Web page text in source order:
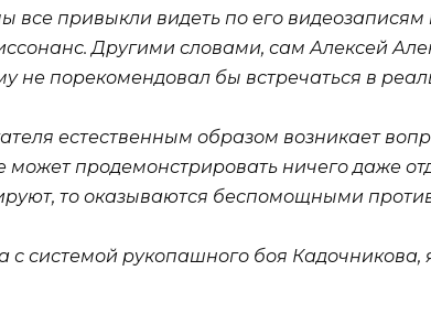
все привыкли видеть по его
Другими словами, сам Алексей
не порекомендовал бы встречаться в
естественным образом возникает
может продемонстрировать ничего даже
то оказываются беспомощными
с системой рукопашного боя